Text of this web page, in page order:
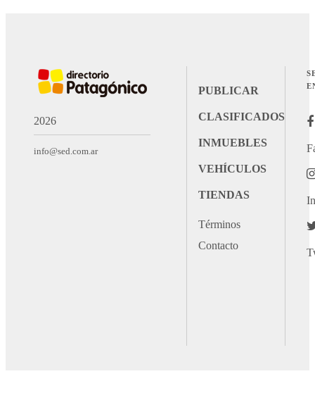
2026
info@sed.com.ar
PUBLICAR
CLASIFICADOS
INMUEBLES
VEHÍCULOS
TIENDAS
Términos
Contacto